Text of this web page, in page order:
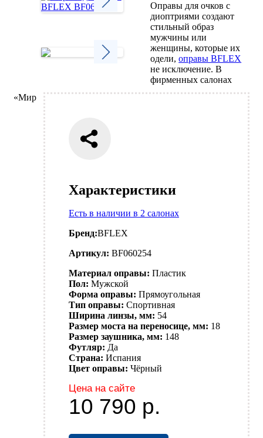
Характеристики
Есть в наличии в 2 салонах
Бренд:BFLEX
Артикул: BF060254
Материал оправы: Пластик
Пол: Мужской
Форма оправы: Прямоугольная
Тип оправы: Спортивная
Ширина линзы, мм: 54
Размер моста на переносице, мм: 18
Размер заушника, мм: 148
Футляр: Да
Страна: Испания
Цвет оправы: Чёрный
Цена на сайте
10 790 р.
Оправы для очков с
диоптриями создают
стильный образ
мужчины или
женщины, которые их
одели,оправы BFLEX
не исключение. В
фирменных салонах
«Мир